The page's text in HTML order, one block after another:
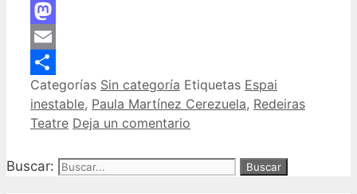
Facebook
Mastodon
Email
Compartir
Categorías Sin categoría Etiquetas Espai
inestable, Paula Martínez Cerezuela, Redeiras
Teatre Deja un comentario
Buscar: